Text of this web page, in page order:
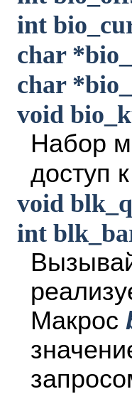
int
char
char
void
Набор
доступ
void
int
Макрос